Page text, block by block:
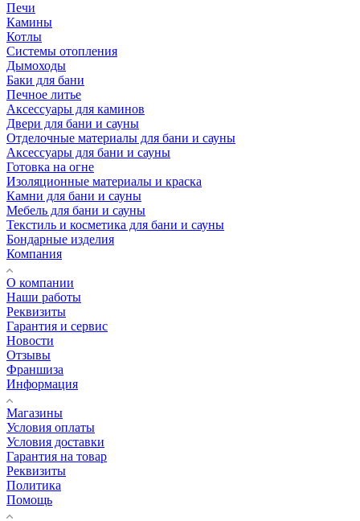
Печи
Камины
Котлы
Системы отопления
Дымоходы
Баки для бани
Печное литье
Аксессуары для каминов
Двери для бани и сауны
Отделочные материалы для бани и сауны
Аксессуары для бани и сауны
Готовка на огне
Изоляционные материалы и краска
Камни для бани и сауны
Мебель для бани и сауны
Текстиль и косметика для бани и сауны
Бондарные изделия
Компания
О компании
Наши работы
Реквизиты
Гарантия и сервис
Новости
Отзывы
Франшиза
Информация
Магазины
Условия оплаты
Условия доставки
Гарантия на товар
Реквизиты
Политика
Помощь